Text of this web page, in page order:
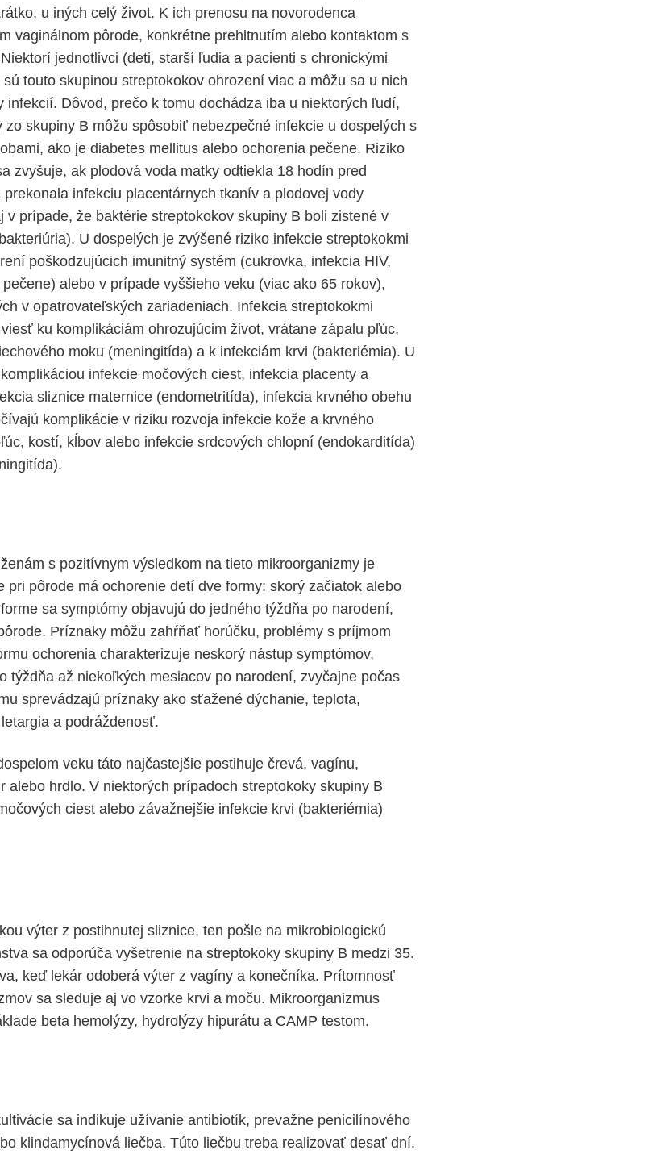
u iných celý život. K ich prenosu na novorodenca
vaginálnom pôrode, konkrétne prehltnutím alebo kontaktom s
jednotlivci (deti, starší ľudia a pacienti s chronickými
touto skupinou streptokokov ohrození viac a môžu sa u nich
infekcií. Dôvod, prečo k tomu dochádza iba u niektorých ľudí,
zo skupiny B môžu spôsobiť nebezpečné infekcie u dospelých s
ako je diabetes mellitus alebo ochorenia pečene. Riziko
zvyšuje, ak plodová voda matky odtiekla 18 hodín pred
infekciu placentárnych tkanív a plodovej vody
v prípade, že baktérie streptokokov skupiny B boli zistené v
U dospelých je zvýšené riziko infekcie streptokokmi
poškodzujúcich imunitný systém (cukrovka, infekcia HIV,
alebo v prípade vyššieho veku (viac ako 65 rokov),
v opatrovateľských zariadeniach. Infekcia streptokokmi
ku komplikáciám ohrozujúcim život, vrátane zápalu pľúc,
moku (meningitída) a k infekciám krvi (bakteriémia). U
infekcie močových ciest, infekcia placenty a
sliznice maternice (endometritída), infekcia krvného obehu
komplikácie v riziku rozvoja infekcie kože a krvného
kostí, kĺbov alebo infekcie srdcových chlopní (endokarditída)
s pozitívnym výsledkom na tieto mikroorganizmy je
pri pôrode má ochorenie detí dve formy: skorý začiatok alebo
sa symptómy objavujú do jedného týždňa po narodení,
Príznaky môžu zahŕňať horúčku, problémy s príjmom
ochorenia charakterizuje neskorý nástup symptómov,
týždňa až niekoľkých mesiacov po narodení, zvyčajne počas
sprevádzajú príznaky ako sťažené dýchanie, teplota,
a podráždenosť.
veku táto najčastejšie postihuje črevá, vagínu,
alebo hrdlo. V niektorých prípadoch streptokoky skupiny B
ciest alebo závažnejšie infekcie krvi (bakteriémia)
výter z postihnutej sliznice, ten pošle na mikrobiologickú
sa odporúča vyšetrenie na streptokoky skupiny B medzi 35.
keď lekár odoberá výter z vagíny a konečníka. Prítomnosť
sa sleduje aj vo vzorke krvi a moču. Mikroorganizmus
beta hemolýzy, hydrolýzy hipurátu a CAMP testom.
sa indikuje užívanie antibiotík, prevažne penicilínového
klindamycínová liečba. Túto liečbu treba realizovať desať dní.